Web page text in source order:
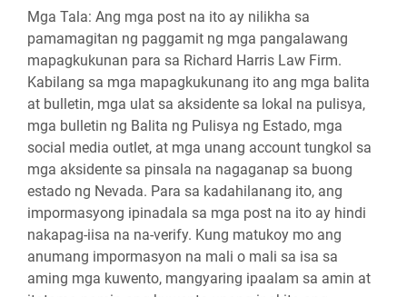
Mga Tala: Ang mga post na ito ay nilikha sa
pamamagitan ng paggamit ng mga pangalawang
mapagkukunan para sa Richard Harris Law Firm.
Kabilang sa mga mapagkukunang ito ang mga balita
at bulletin, mga ulat sa aksidente sa lokal na pulisya,
mga bulletin ng Balita ng Pulisya ng Estado, mga
social media outlet, at mga unang account tungkol sa
mga aksidente sa pinsala na nagaganap sa buong
estado ng Nevada. Para sa kadahilanang ito, ang
impormasyong ipinadala sa mga post na ito ay hindi
nakapag-iisa na na-verify. Kung matukoy mo ang
anumang impormasyon na mali o mali sa isa sa
aming mga kuwento, mangyaring ipaalam sa amin at